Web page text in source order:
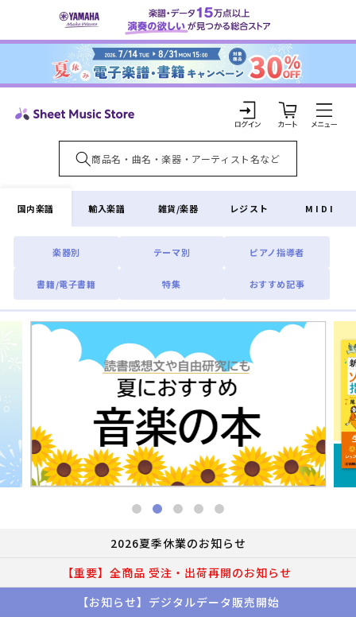
ンツに
ロ
グ
イ
ン
カ
ー
ト
国内楽譜
楽器別 テーマ別 ピアノ指導者
書籍/電子書籍 特集 おすすめ記事
輸入楽譜 雑貨/楽器 レジスト MIDI
2026夏季休業のお知らせ
【重要】全商品 受注・出荷再開のお知らせ
【お知らせ】デジタルデータ販売開始